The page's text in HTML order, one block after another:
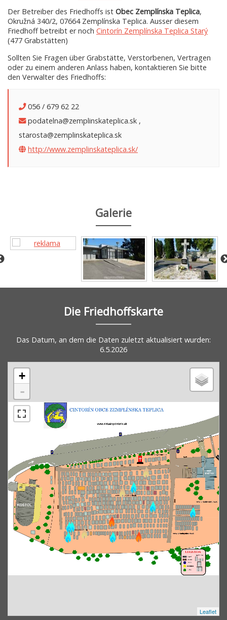
Der Betreiber des Friedhoffs ist Obec Zemplínska Teplica,
Okružná 340/2, 07664 Zemplínska Teplica. Ausser diesem
Friedhoff betreibt er noch Cintorín Zemplínska Teplica Starý
(477 Grabstätten)
Sollten Sie Fragen über Grabstätte, Verstorbenen, Vertragen
oder zu einem anderen Anlass haben, kontaktieren Sie bitte
den Verwalter des Friedhoffs:
056 / 679 62 22
podatelna@zemplinskateplica.sk ,
starosta@zemplinskateplica.sk
http://www.zemplinskateplica.sk/
Galerie
Die Friedhoffskarte
Das Datum, an dem die Daten zuletzt aktualisiert wurden:
6.5.2026
+
-
Leaflet